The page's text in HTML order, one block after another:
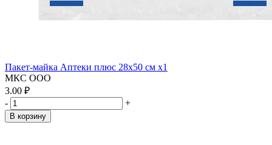
Пакет-майка Аптеки плюс 28х50 см x1
МКС ООО
3.00 ₽
-
+
В корзину